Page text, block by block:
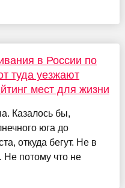
в России по
туда уезжают
мест для жизни
Казалось бы,
юга до
откуда бегут. Не в
Не потому что не